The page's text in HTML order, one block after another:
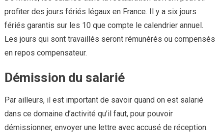
profiter des jours fériés légaux en France. Il y a six jours
fériés garantis sur les 10 que compte le calendrier annuel.
Les jours qui sont travaillés seront rémunérés ou compensés
en repos compensateur.
Démission du salarié
Par ailleurs, il est important de savoir quand on est salarié
dans ce domaine d’activité qu’il faut, pour pouvoir
démissionner, envoyer une lettre avec accusé de réception.